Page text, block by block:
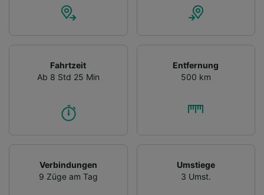
Fahrtzeit
Ab 8 Std 25 Min
Entfernung
500 km
Verbindungen
9 Züge am Tag
Umstiege
3 Umst.